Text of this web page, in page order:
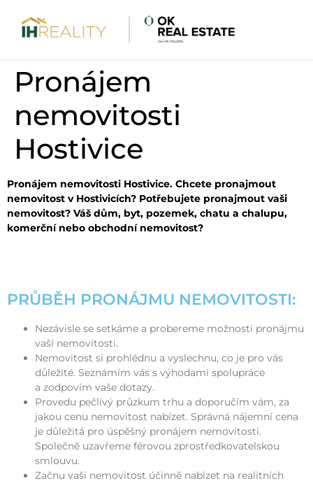
Pronájem
nemovitosti
Hostivice
Pronájem nemovitosti Hostivice. Chcete pronajmout
nemovitost v Hostivicích? Potřebujete pronajmout vaši
nemovitost? Váš dům, byt, pozemek, chatu a chalupu,
komerční nebo obchodní nemovitost?
PRŮBĚH PRONÁJMU NEMOVITOSTI:
Nezávisle se setkáme a probereme možnosti pronájmu
vaší nemovitosti.
Nemovitost si prohlédnu a vyslechnu, co je pro vás
důležité. Seznámím vás s výhodami spolupráce
a zodpovím vaše dotazy.
Provedu pečlivý průzkum trhu a doporučím vám, za
jakou cenu nemovitost nabízet. Správná nájemní cena
je důležitá pro úspěšný pronájem nemovitosti.
Společně uzavřeme férovou zprostředkovatelskou
smlouvu.
Začnu vaši nemovitost účinně nabízet na realitních